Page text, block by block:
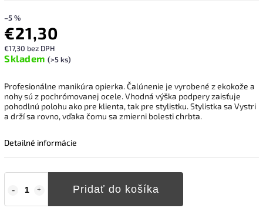
–5 %
€21,30
€17,30 bez DPH
Skladem (>5 ks)
Pridať do košíka
Profesionálne manikúra opierka.Čalúnenie je vyrobené z ekokože a
nohy sú z pochrómovanej ocele.Vhodná výška podpery zaisťuje
pohodlnú polohu ako pre klienta, tak pre stylistku.Stylistka sa Vystri
a drží sa rovno, vďaka čomu sa zmierni bolesti chrbta.
Detailné informácie